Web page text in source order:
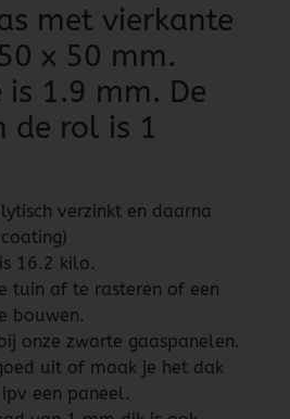
met vierkante
x 50 mm.
is 1.9 mm. De
de rol is 1
verzinkt en daarna
16.2 kilo.
tuin af te rasteren of een
bouwen.
onze zwarte gaaspanelen.
uit of maak je het dak
een paneel.